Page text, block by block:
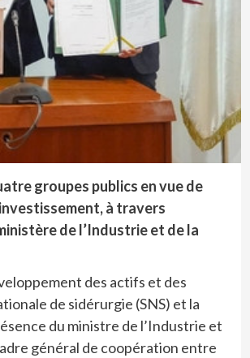
groupes publics en vue de
à travers
de l’Industrie et de la
des actifs et des
de sidérurgie (SNS) et la
du ministre de l’Industrie et
général de coopération entre